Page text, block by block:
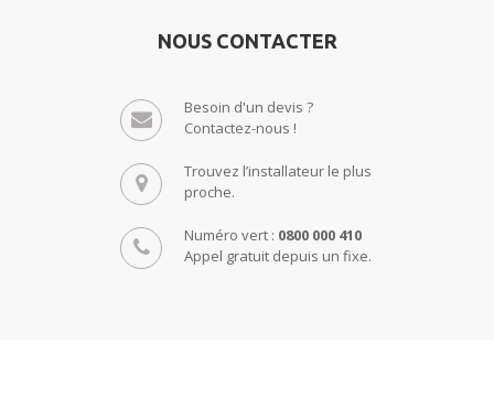
NOUS CONTACTER
Besoin d'un devis ?
Contactez-nous !
Trouvez l’installateur le plus
proche.
Numéro vert : 0800 000 410
Appel gratuit depuis un fixe.